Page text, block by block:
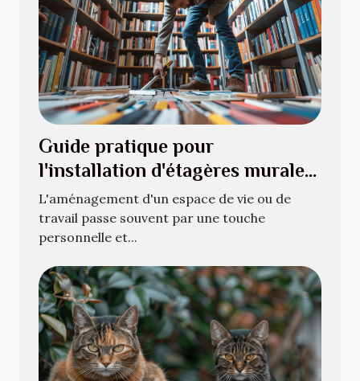
Guide pratique pour
l'installation d'étagères murales
pour livres
L'aménagement d'un espace de vie ou de
travail passe souvent par une touche
personnelle et...